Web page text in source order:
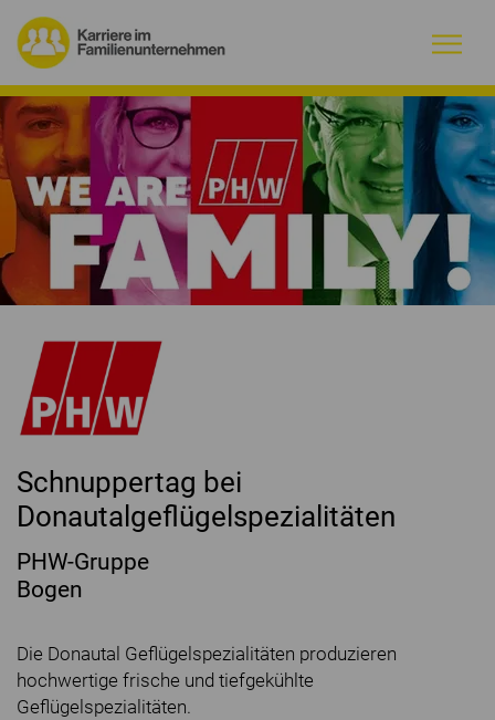
Warum Familienunternehmen?
Firmenprofile
Jobs
Magazin
Initiative
Kontakt
Schnuppertag bei
Donautalgeflügelspezialitäten
PHW-Gruppe
Bogen
Die Donautal Geflügelspezialitäten produzieren
hochwertige frische und tiefgekühlte
Geflügelspezialitäten.